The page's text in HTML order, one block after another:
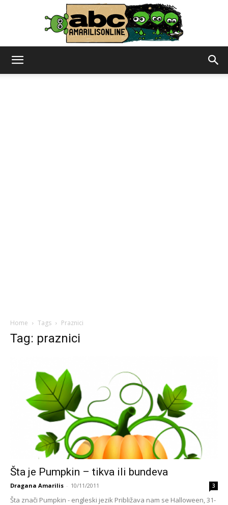
Home Tags Praznici
Tag: praznici
Šta je Pumpkin – tikva ili bundeva
Dragana Amarilis - 10/11/2011 3
Šta znači Pumpkin - engleski jezik Približava nam se Halloween, 31-